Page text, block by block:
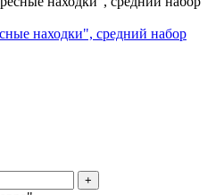
находки", средний набор
+